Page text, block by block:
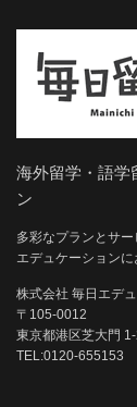
海外留学・語学
ン
多彩なプランとサ
エデュケーションに
株式会社 毎日エデ
〒105-0012
東京都港区芝大門
TEL:0120-655153